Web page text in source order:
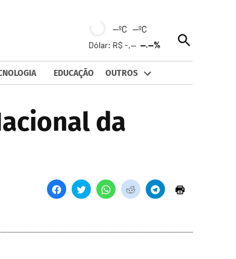
--ºC --ºC
Dólar: R$ -,----.--%
Open
Search
EDUCAÇÃO OUTROS
da